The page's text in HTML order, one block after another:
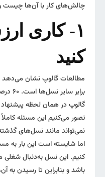
چالش‌های کار با آن‌ها چیست و
۱- کاری
کنید
مطالعات گالوپ نشان
گالوپ در همان لحظه پیشنهاد‌
تصور می‌کنیم این مسئله
نمی‌تواند مانند نسل‌های
اما شایسته است این بار به
کنیم. این نسل به‌دنبال شغلی
باشد و بنابراین تا رسیدن